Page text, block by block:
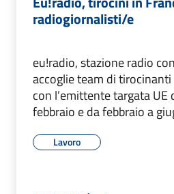
radiogiornalisti/e
eu!radio, stazione radio
accoglie team di
con l’emittente targata UE
febbraio e da febbraio a
Lavoro